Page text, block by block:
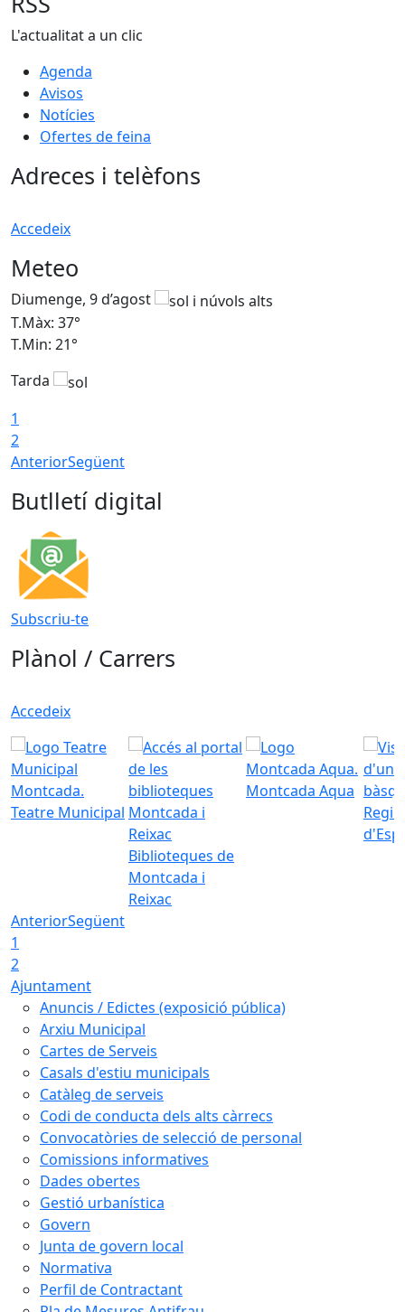
L'actualitat a un clic
Agenda
Avisos
Notícies
Ofertes de feina
Adreces i telèfons
Accedeix
Meteo
Diumenge, 9 d’agost
T.Màx: 37°
T.Min: 21°
Tarda
1
2
AnteriorSegüent
Butlletí digital
Subscriu-te
Plànol / Carrers
Accedeix
Teatre Municipal
Biblioteques de
Montcada i
Reixac
Montcada Aqua
AnteriorSegüent
1
2
Ajuntament
Anuncis / Edictes (exposició pública)
Arxiu Municipal
Cartes de Serveis
Casals d'estiu municipals
Catàleg de serveis
Codi de conducta dels alts càrrecs
Convocatòries de selecció de personal
Comissions informatives
Dades obertes
Gestió urbanística
Govern
Junta de govern local
Normativa
Perfil de Contractant